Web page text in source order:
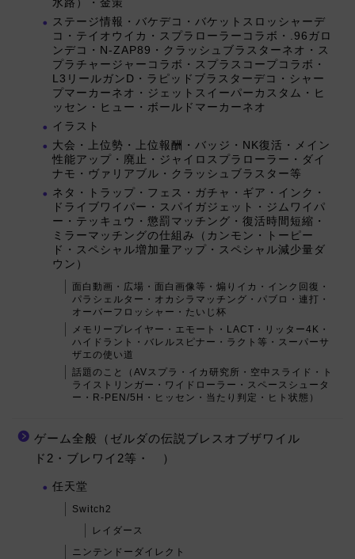
水路）・金策
ステージ情報・バケデコ・バケットスロッシャーデ
コ・テイオウイカ・スプラローラーコラボ・.96ガロ
ンデコ・N-ZAP89・クラッシュブラスターネオ・ス
プラチャージャーコラボ・スプラスコープコラボ・
L3リールガンD・ラピッドブラスターデコ・シャー
プマーカーネオ・ジェットスイーパーカスタム・ヒ
ッセン・ヒュー・ボールドマーカーネオ
イラスト
大会・上位勢・上位報酬・バッジ・NK復活・メイン
性能アップ・廃止・ジャイロスプラローラー・ダイ
ナモ・ヴァリアブル・クラッシュブラスター等
ネタ・トラップ・フェス・ガチャ・ギア・インク・
ドライブワイパー・スパイガジェット・ジムワイパ
ー・テッキュウ・懲罰マッチング・復活時間短縮・
ミラーマッチングの仕組み（カンモン・トーピー
ド・スペシャル増加量アップ・スペシャル減少量ダ
ウン）
面白動画・広場・面白画像等・煽りイカ・インク回復・
パラシェルター・オカシラマッチング・パブロ・連打・
オーバーフロッシャー・たいじ杯
メモリープレイヤー・エモート・LACT・リッター4K・
ハイドラント・バレルスピナー・ラクト等・スーパーサ
ザエの使い道
話題のこと（AVスプラ・イカ研究所・空中スライド・ト
ライストリンガー・ワイドローラー・スペースシュータ
ー・R-PEN/5H・ヒッセン・当たり判定・ヒト状態）
ゲーム全般（ゼルダの伝説ブレスオブザワイル
ド2・ブレワイ2等・ ）
任天堂
Switch2
レイダース
ニンテンドーダイレクト